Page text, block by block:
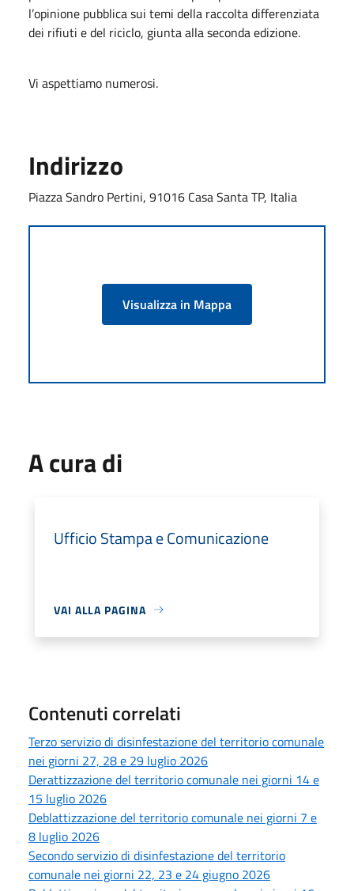
l’opinione pubblica sui temi della raccolta differenziata
dei rifiuti e del riciclo, giunta alla seconda edizione.
Vi aspettiamo numerosi.
Indirizzo
Piazza Sandro Pertini, 91016 Casa Santa TP, Italia
Visualizza in Mappa
A cura di
Ufficio Stampa e Comunicazione
VAI ALLA PAGINA
Contenuti correlati
Terzo servizio di disinfestazione del territorio comunale
nei giorni 27, 28 e 29 luglio 2026
Derattizzazione del territorio comunale nei giorni 14 e
15 luglio 2026
Deblattizzazione del territorio comunale nei giorni 7 e
8 luglio 2026
Secondo servizio di disinfestazione del territorio
comunale nei giorni 22, 23 e 24 giugno 2026